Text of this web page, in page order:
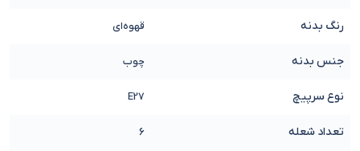
رنگ بدنه قهوه‌ای
جنس بدنه چوب
نوع سرپیچ E27
تعداد شعله 6